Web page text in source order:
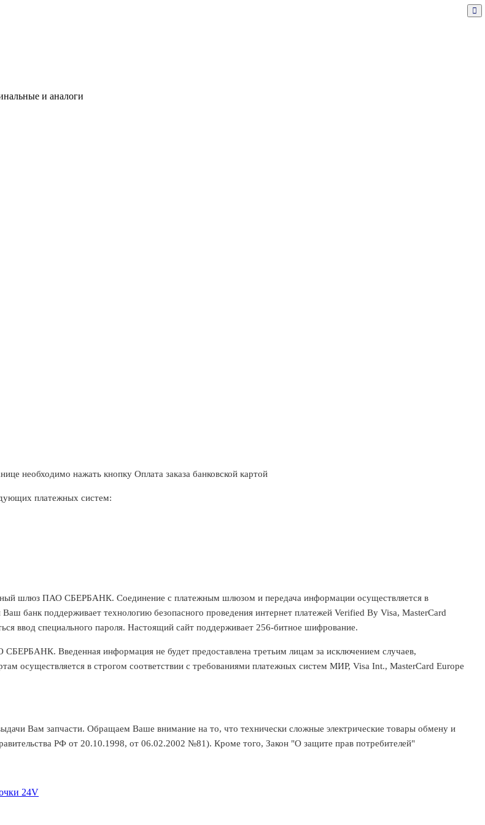
и аналоги
необходимо нажать кнопку Оплата заказа банковской картой
платежных систем:
шлюз ПАО СБЕРБАНК. Соединение с платежным шлюзом и передача информации осуществляется в
банк поддерживает технологию безопасного проведения интернет платежей Verified By Visa, MasterCard
ввод специального пароля. Настоящий сайт поддерживает 256-битное шифрование.
Введенная информация не будет предоставлена третьим лицам за исключением случаев,
осуществляется в строгом соответствии с требованиями платежных систем МИР, Visa Int., MasterCard Europe
Вам запчасти. Обращаем Ваше внимание на то, что технически сложные электрические товары обмену и
РФ от 20.10.1998, от 06.02.2002 №81). Кроме того, Закон "О защите прав потребителей"
24V